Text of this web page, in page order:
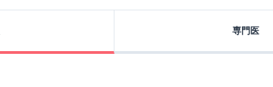
専門医